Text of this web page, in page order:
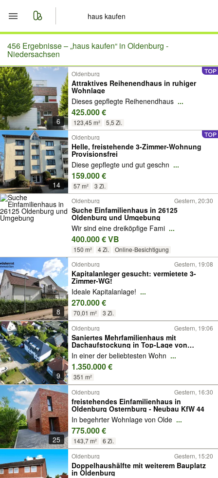
Start
Merkliste
Nachrichten
Anzeige aufgeben
456 Ergebnisse –„haus kaufen“ in Oldenburg -
Niedersachsen
6
Oldenburg
Attraktives Reihenendhaus in ruhiger
Wohnlage
Dieses gepflegte Reihenendhaus ...
425.000 €
123,45 m² 5,5 Zi.
14
Oldenburg
Helle, freistehende 3-Zimmer-Wohnung
Provisionsfrei
Diese gepflegte und gut geschn ...
159.000 €
57 m²
3 Zi.
Oldenburg
Gestern, 20:30
Suche Einfamilienhaus in 26125
Oldenburg und Umgebung
Wir sind eine dreiköpfige Fami ...
400.000 € VB
150 m² 4 Zi. Online-Besichtigung
8
Oldenburg Gestern, 19:08
Kapitalanleger gesucht: vermietete 3-
Zimmer-WG!
Ideale Kapitalanlage! ...
270.000 €
70,01 m² 3 Zi.
9
Oldenburg Gestern, 19:06
Saniertes Mehrfamilienhaus mit
Dachaufstockung in Top-Lage von
Oldenburg!
In einer der beliebtesten Wohn ...
1.350.000 €
351 m²
25
Oldenburg Gestern, 16:30
freistehendes Einfamilienhaus in
Oldenburg Osternburg - Neubau KfW 44
In begehrter Wohnlage von Olde ...
775.000 €
143,7 m² 6 Zi.
Oldenburg Gestern, 15:20
Doppelhaushälfte mit weiterem Bauplatz
in Oldenburg